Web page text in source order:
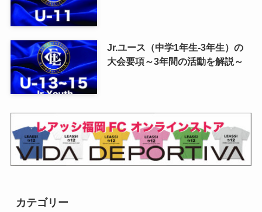
Jr.ユース（中学1年生-3年生）の
大会要項～3年間の活動を解説～
カテゴリー